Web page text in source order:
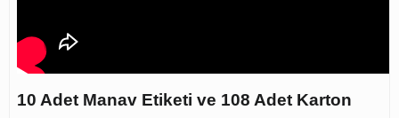
10 Adet Manav Etiketi ve 108 Adet Karton